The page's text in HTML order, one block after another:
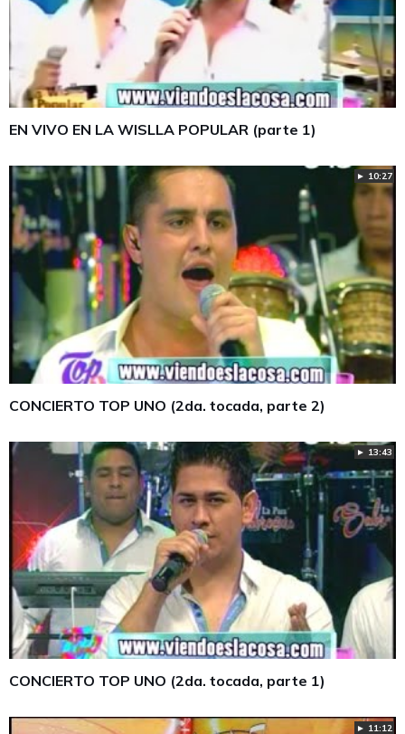
EN VIVO EN LA WISLLA POPULAR (parte 1)
► 10:27
CONCIERTO TOP UNO (2da. tocada, parte 2)
► 13:43
CONCIERTO TOP UNO (2da. tocada, parte 1)
► 11:12